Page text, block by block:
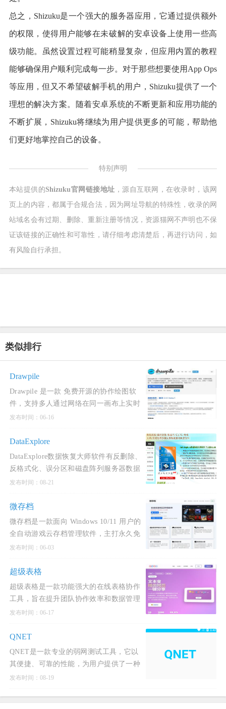
总之，Shizuku是一个强大的服务器应用，它通过提供额外
的权限，使得用户能够在未破解的安卓设备上使用一些高
级功能。虽然设置过程可能稍显复杂，但应用内置的教程
能够确保用户顺利完成每一步。对于那些想要使用App Ops
等应用，但又不希望破解手机的用户，Shizuku提供了一个
理想的解决方案。随着安卓系统的不断更新和应用功能的
不断扩展，Shizuku将继续为用户提供更多的可能，帮助他
们更好地掌控自己的设备。
特别声明
本站提供的Shizuku官网链接地址 ，源自互联网，在收录时，该网
页上的内容，都属于合规合法，因为网址导航的特殊性，收录的网
站域名会有过期、删除、重新注册等情况，资源猫网不声明也不保
证该链接的正确性和可靠性，请仔细考虑清楚后，再进行访问，如
有风险自行承担。
类似排行
Drawpile
Drawpile 是一款 免费开源的协作绘图软
件，支持多人通过网络在同一画布上实时
共同创作。它兼具传统绘图工具与实时协
发布时间：06-16
DataExplore
DataExplore数据恢复大师软件有反删除、
反格式化、误分区和磁盘阵列服务器数据
重组的数据恢复功能，对电子表格和电子
发布时间：08-21
微存档
微存档是一款面向 Windows 10/11 用户的
全自动游戏云存档管理软件，主打永久免
费、轻量高效、安全可靠，致力于解决单
发布时间：06-03
超级表格
超级表格是一款功能强大的在线表格协作
工具，旨在提升团队协作效率和数据管理
能力。
发布时间：06-17
QNET
QNET是一款专业的弱网测试工具，它以
其便捷、可靠的性能，为用户提供了一种
功能完善的弱网模拟服务。
发布时间：08-19